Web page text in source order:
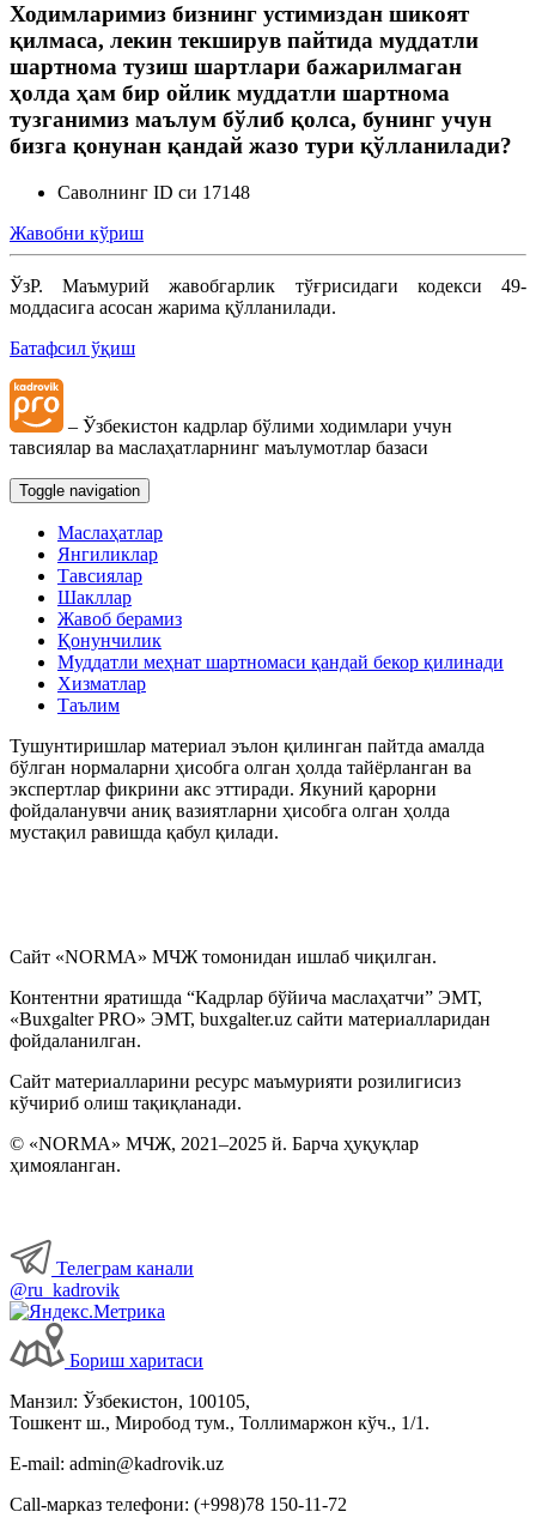
Ходимларимиз бизнинг устимиздан шикоят
қилмаса, лекин текширув пайтида муддатли
шартнома тузиш шартлари бажарилмаган
ҳолда ҳам бир ойлик муддатли шартнома
тузганимиз маълум бўлиб қолса, бунинг учун
бизга қонунан қандай жазо тури қўлланилади?
Саволнинг ID си 17148
Жавобни кўриш
ЎзР. Маъмурий жавобгарлик тўғрисидаги кодекси 49-
моддасига асосан жарима қўлланилади.
Батафсил ўқиш
– Ўзбекистон кадрлар бўлими ходимлари учун
тавсиялар ва маслаҳатларнинг маълумотлар базаси
Toggle navigation
Маслаҳатлар
Янгиликлар
Тавсиялар
Шакллар
Жавоб берамиз
Қонунчилик
Муддатли меҳнат шартномаси қандай бекор қилинади
Хизматлар
Таълим
Тушунтиришлар материал эълон қилинган пайтда амалда
бўлган нормаларни ҳисобга олган ҳолда тайёрланган ва
экспертлар фикрини акс эттиради. Якуний қарорни
фойдаланувчи аниқ вазиятларни ҳисобга олган ҳолда
мустақил равишда қабул қилади.
Сайт «NORMA» МЧЖ томонидан ишлаб чиқилган.
Контентни яратишда “Кадрлар бўйича маслаҳатчи” ЭМТ,
«Buxgalter PRO» ЭМТ, buxgalter.uz сайти материалларидан
фойдаланилган.
Сайт материалларини ресурс маъмурияти розилигисиз
кўчириб олиш тақиқланади.
© «NORMA» МЧЖ, 2021–2025 й. Барча ҳуқуқлар
ҳимояланган.
Телеграм канали
@ru_kadrovik
Бориш харитаси
Манзил: Ўзбекистон, 100105,
Тошкент ш., Миробод тум., Толлимаржон кўч., 1/1.
E-mail: admin@kadrovik.uz
Call-марказ телефони: (+998)78 150-11-72